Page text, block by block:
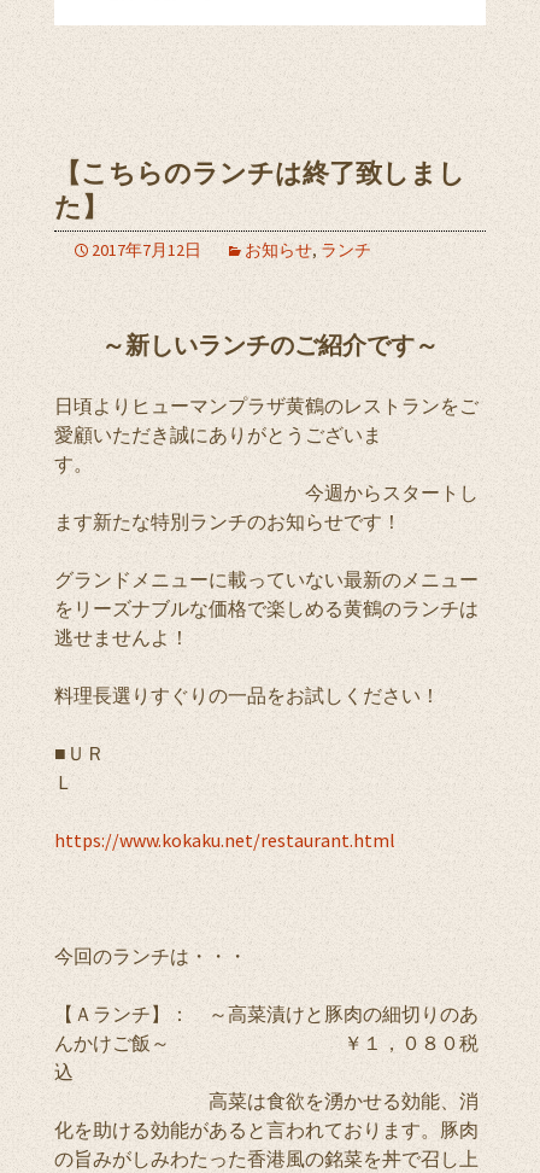
【こちらのランチは終了致しまし
た】
2017年7月12日 お知らせ, ランチ
～新しいランチのご紹介です～
日頃よりヒューマンプラザ黄鶴のレストランをご
愛顧いただき誠にありがとうございま
す。
今週からスタートし
ます新たな特別ランチのお知らせです！
グランドメニューに載っていない最新のメニュー
をリーズナブルな価格で楽しめる黄鶴のランチは
逃せませんよ！
料理長選りすぐりの一品をお試しください！
■ＵＲ
Ｌ
https://www.kokaku.net/restaurant.html
今回のランチは・・・
【Ａランチ】： ～高菜漬けと豚肉の細切りのあ
んかけご飯～ ￥１，０８０税
込
高菜は食欲を湧かせる効能、消
化を助ける効能があると言われております。豚肉
の旨みがしみわたった香港風の銘菜を丼で召し上